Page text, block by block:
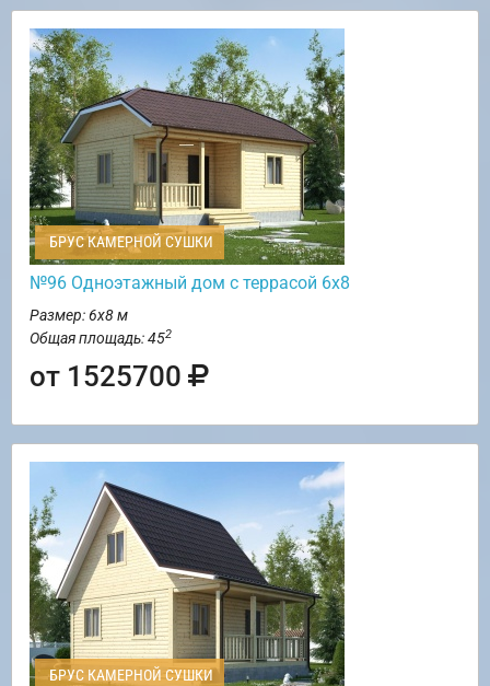
БРУС КАМЕРНОЙ СУШКИ
№96 Одноэтажный дом с террасой 6х8
Размер: 6х8 м
Общая площадь: 452
от 1525700
БРУС КАМЕРНОЙ СУШКИ